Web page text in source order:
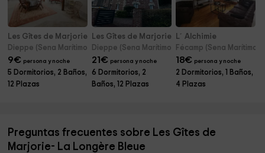
Les Gîtes de Marjorie- L'Inattendue
Dieppe (Sena Marítimo)
9€ persona y noche
5 Dormitorios, 2 Baños,
12 Plazas
Les Gîtes de Marjorie- Le Magnolia
Dieppe (Sena Marítimo)
21€ persona y noche
6 Dormitorios, 2
Baños, 12 Plazas
L´Alchimie
Fécamp (Sena Marítimo)
18€ persona y noche
2 Dormitorios, 1 Baños,
4 Plazas
Preguntas frecuentes sobre Les Gîtes de
Marjorie- La Longère Bleue